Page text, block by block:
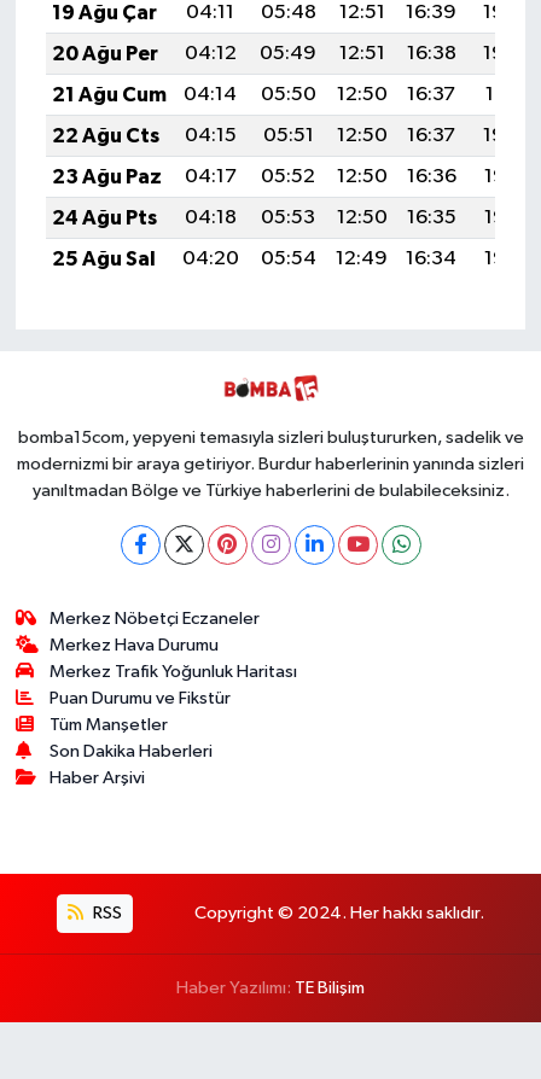
19 Ağu Çar
04:11 05:48 12:51 16:39
19:44
20 Ağu Per
04:12 05:49 12:51 16:38
19:43
21 Ağu Cum
04:14 05:50 12:50 16:37
19:41
22 Ağu Cts
04:15 05:51 12:50 16:37
19:40
23 Ağu Paz
04:17 05:52 12:50 16:36
19:38
24 Ağu Pts
04:18 05:53 12:50 16:35
19:37
25 Ağu Sal
04:20 05:54 12:49 16:34 19:35
bomba15com, yepyeni temasıyla sizleri buluştururken, sadelik ve
modernizmi bir araya getiriyor. Burdur haberlerinin yanında sizleri
yanıltmadan Bölge ve Türkiye haberlerini de bulabileceksiniz.
Merkez Nöbetçi Eczaneler
Merkez Hava Durumu
Merkez Trafik Yoğunluk Haritası
Puan Durumu ve Fikstür
Tüm Manşetler
Son Dakika Haberleri
Haber Arşivi
RSS Copyright © 2024. Her hakkı saklıdır.
Haber Yazılımı: TE Bilişim